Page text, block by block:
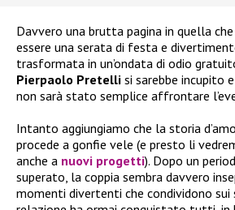
Davvero una brutta pagina in quella
essere una serata di festa e
trasformata in un’ondata di odio
Pierpaolo Pretelli si sarebbe incupito
non sarà stato semplice affrontare
Intanto aggiungiamo che la storia
procede a gonfie vele (e presto li
anche a nuovi progetti). Dopo un
superato, la coppia sembra davvero
momenti divertenti che condividono sui